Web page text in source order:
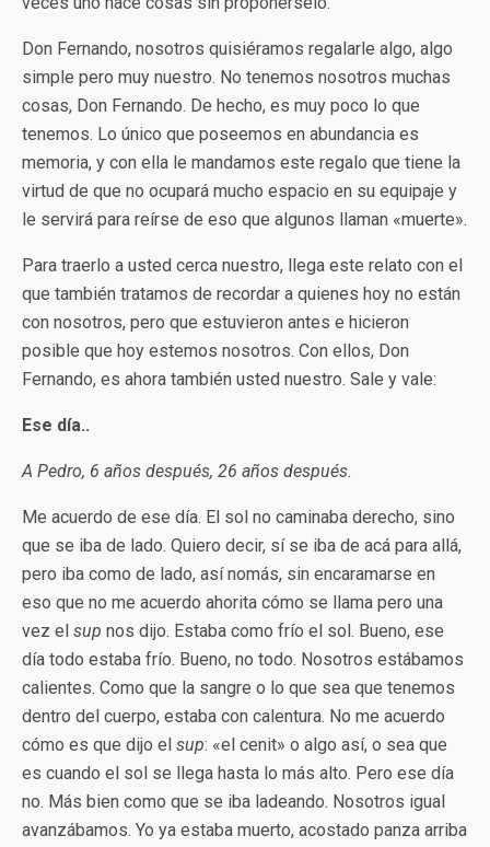
Don Fernando, nosotros quisiéramos regalarle algo, algo
simple pero muy nuestro. No tenemos nosotros muchas
cosas, Don Fernando. De hecho, es muy poco lo que
tenemos. Lo único que poseemos en abundancia es
memoria, y con ella le mandamos este regalo que tiene la
virtud de que no ocupará mucho espacio en su equipaje y
le servirá para reírse de eso que algunos llaman «muerte».
Para traerlo a usted cerca nuestro, llega este relato con el
que también tratamos de recordar a quienes hoy no están
con nosotros, pero que estuvieron antes e hicieron
posible que hoy estemos nosotros. Con ellos, Don
Fernando, es ahora también usted nuestro. Sale y vale:
Ese día..
A Pedro, 6 años después, 26 años después.
Me acuerdo de ese día. El sol no caminaba derecho, sino
que se iba de lado. Quiero decir, sí se iba de acá para allá,
pero iba como de lado, así nomás, sin encaramarse en
eso que no me acuerdo ahorita cómo se llama pero una
vez el sup nos dijo. Estaba como frío el sol. Bueno, ese
día todo estaba frío. Bueno, no todo. Nosotros estábamos
calientes. Como que la sangre o lo que sea que tenemos
dentro del cuerpo, estaba con calentura. No me acuerdo
cómo es que dijo el sup: «el cenit» o algo así, o sea que
es cuando el sol se llega hasta lo más alto. Pero ese día
no. Más bien como que se iba ladeando. Nosotros igual
avanzábamos. Yo ya estaba muerto, acostado panza arriba